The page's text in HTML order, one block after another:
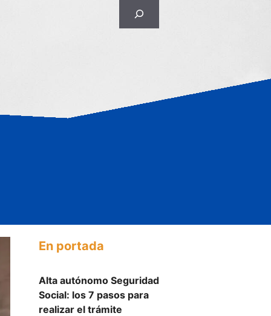
Rechercher
En portada
Alta autónomo Seguridad
Social: los 7 pasos para
realizar el trámite